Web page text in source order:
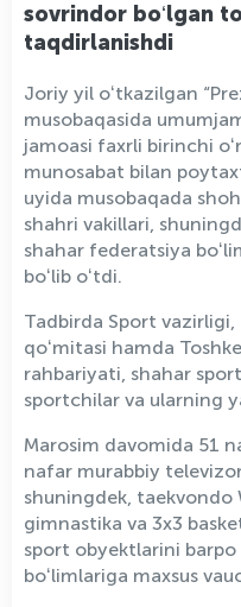
sovrindor boʻlgan
taqdirlanishdi
Joriy yil oʻtkazilgan
musobaqasida
jamoasi faxrli birinchi
munosabat bilan
uyida musobaqada
shahri vakillari,
shahar federatsiya
boʻlib oʻtdi.
Tadbirda Sport
qoʻmitasi hamda
rahbariyati, shahar
sportchilar va ularning
Marosim davomida 51
nafar murabbiy
shuningdek, taekvondo
gimnastika va 3x3
sport obyektlarini
boʻlimlariga maxsus